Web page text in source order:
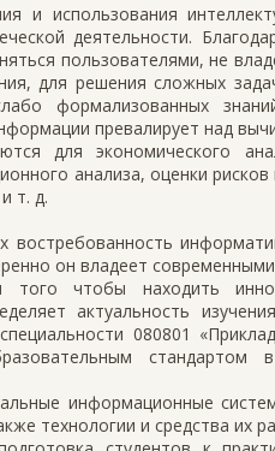
и использования
деятельности.
пользователями, не
для решения сложных
формализованных
превалирует над
для экономического
анализа, оценки
т. д.
он владеет
того чтобы находить
актуальность
080801
стандартом
информационные
технологии и средства их